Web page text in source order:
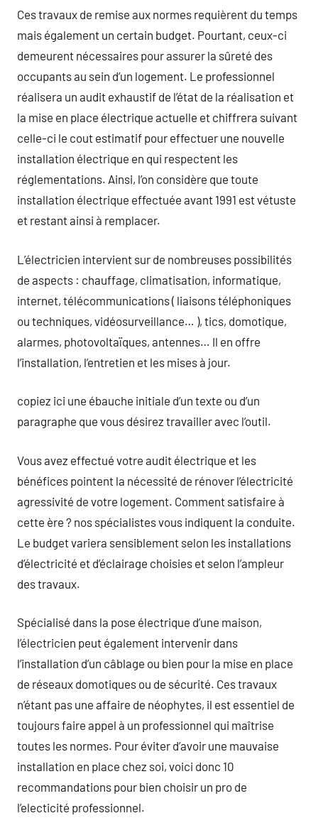
Ces travaux de remise aux normes requièrent du temps
mais également un certain budget. Pourtant, ceux-ci
demeurent nécessaires pour assurer la sûreté des
occupants au sein d’un logement. Le professionnel
réalisera un audit exhaustif de l’état de la réalisation et
la mise en place électrique actuelle et chiffrera suivant
celle-ci le cout estimatif pour effectuer une nouvelle
installation électrique en qui respectent les
réglementations. Ainsi, l’on considère que toute
installation électrique effectuée avant 1991 est vétuste
et restant ainsi à remplacer.
L’électricien intervient sur de nombreuses possibilités
de aspects : chauffage, climatisation, informatique,
internet, télécommunications ( liaisons téléphoniques
ou techniques, vidéosurveillance… ), tics, domotique,
alarmes, photovoltaïques, antennes… Il en offre
l’installation, l’entretien et les mises à jour.
copiez ici une ébauche initiale d’un texte ou d’un
paragraphe que vous désirez travailler avec l’outil.
Vous avez effectué votre audit électrique et les
bénéfices pointent la nécessité de rénover l’électricité
agressivité de votre logement. Comment satisfaire à
cette ère ? nos spécialistes vous indiquent la conduite.
Le budget variera sensiblement selon les installations
d’électricité et d’éclairage choisies et selon l’ampleur
des travaux.
Spécialisé dans la pose électrique d’une maison,
l’électricien peut également intervenir dans
l’installation d’un câblage ou bien pour la mise en place
de réseaux domotiques ou de sécurité. Ces travaux
n’étant pas une affaire de néophytes, il est essentiel de
toujours faire appel à un professionnel qui maîtrise
toutes les normes. Pour éviter d’avoir une mauvaise
installation en place chez soi, voici donc 10
recommandations pour bien choisir un pro de
l’electicité professionnel.